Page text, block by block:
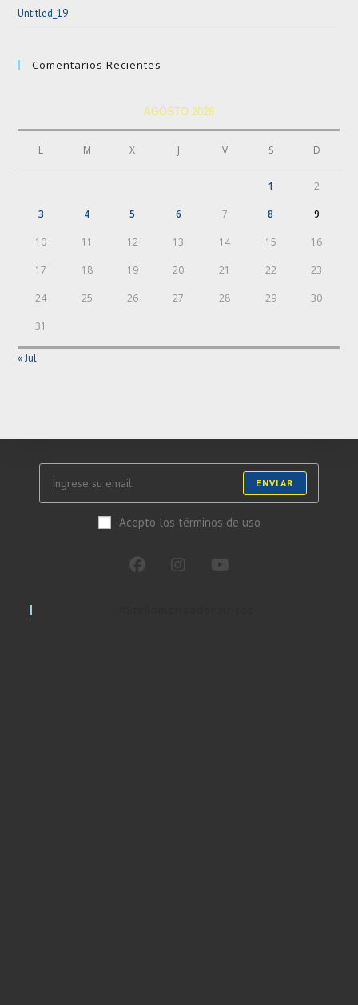
Untitled_19
Comentarios Recientes
AGOSTO 2026
L M X J V S D
1 2
3 4 5 6 7 8 9
10 11 12 13 14 15 16
17 18 19 20 21 22 23
24 25 26 27 28 29 30
31
« Jul
ENVIAR
Acepto los términos de uso